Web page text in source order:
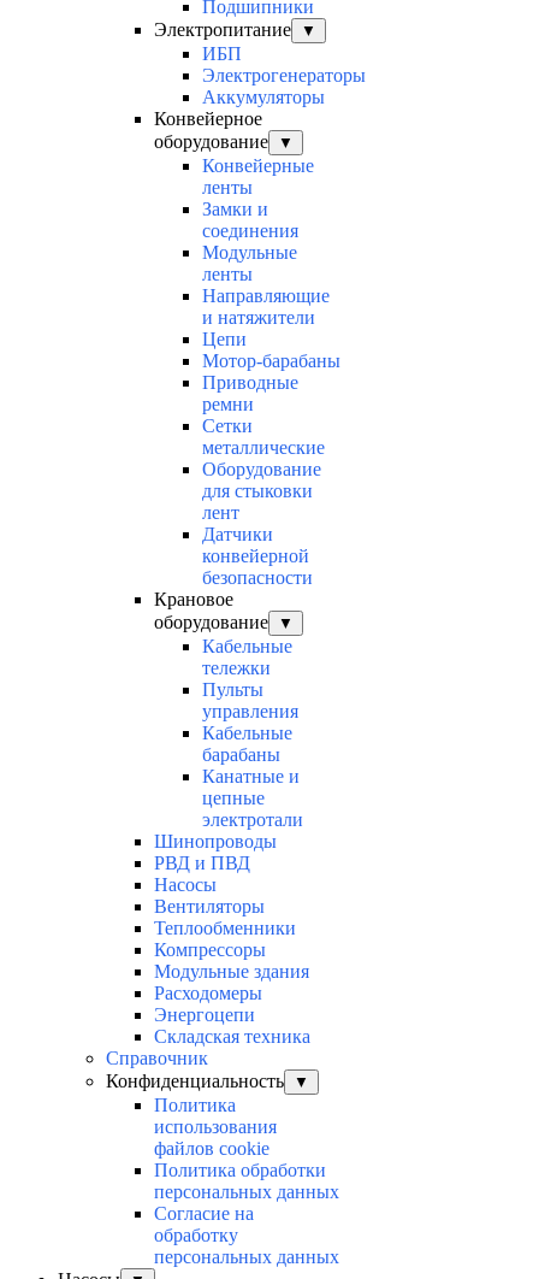
Подшипники
Электропитание
▼
ИБП
Электрогенераторы
Аккумуляторы
Конвейерное
оборудование
▼
Конвейерные
ленты
Замки и
соединения
Модульные
ленты
Направляющие
и натяжители
Цепи
Мотор-барабаны
Приводные
ремни
Сетки
металлические
Оборудование
для стыковки
лент
Датчики
конвейерной
безопасности
Крановое
оборудование
▼
Кабельные
тележки
Пульты
управления
Кабельные
барабаны
Канатные и
цепные
электротали
Шинопроводы
РВД и ПВД
Насосы
Вентиляторы
Теплообменники
Компрессоры
Модульные здания
Расходомеры
Энергоцепи
Складская техника
Справочник
Конфиденциальность
▼
Политика
использования
файлов cookie
Политика обработки
персональных данных
Согласие на
обработку
персональных данных